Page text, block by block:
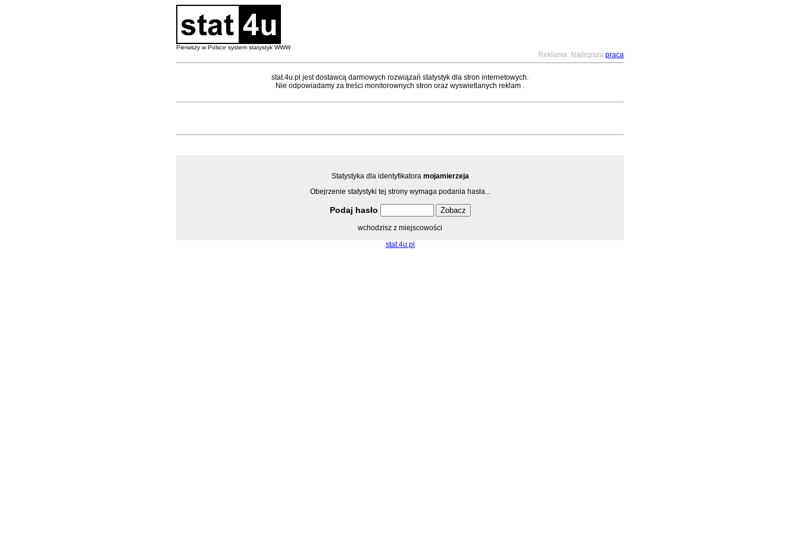
Pierwszy w Polsce system statystyk WWW
Reklama: Najlepsza praca
stat.4u.pl jest dostawcą darmowych rozwiązań statystyk dla stron internetowych.
Nie odpowiadamy za treści monitorownych stron oraz wyswietlanych reklam .
Statystyka dla identyfikatora mojamierzeja
Obejrzenie statystyki tej strony wymaga podania hasła...
Podaj hasło
wchodzisz z miejscowości
stat.4u.pl